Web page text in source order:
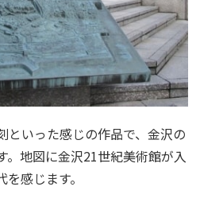
といった感じの作品で、金沢の
。地図に金沢21世紀美術館が入
感じます。